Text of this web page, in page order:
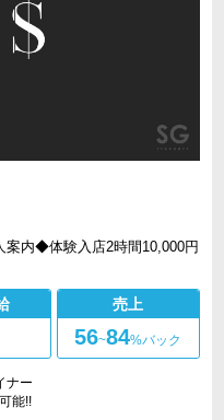
内◆体験入店2時間10,000円
売上
56~84%バック
ナー
能!!